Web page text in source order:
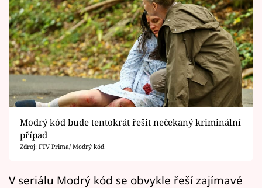
Seriály
Horoskopy
Sledujte prima+
Filmový festival Karlovy Vary
Pořady
Modrý kód bude tentokrát řešit nečekaný kriminální
případ
Zdroj: FTV Prima/ Modrý kód
V seriálu Modrý kód se obvykle řeší zajímavé